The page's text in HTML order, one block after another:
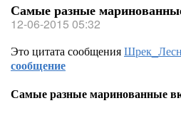
Самые разные
12-06-2015 05:32
Это цитата сообщения
сообщение
Самые разные маринованные